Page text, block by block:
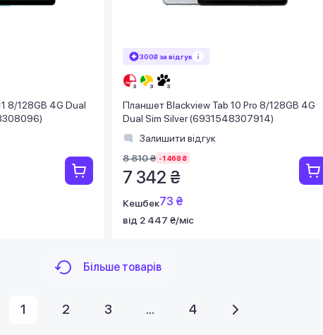
8/128GB 4G Dual
300₴ за відгук
Планшет Blackview Tab 10 Pro 8/128GB 4G
Dual Sim Silver (6931548307914)
Залишити відгук
8 810 ₴ -1 468 ₴
7 342 ₴
Кешбек73 ₴
від 2 447 ₴/міс
Більше товарів
1 2 3 ... 4